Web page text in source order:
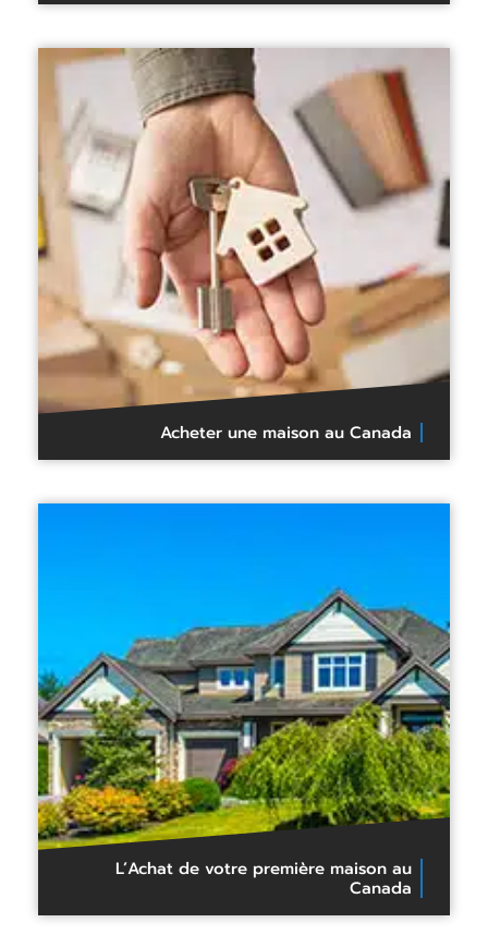
Acheter une maison au Canada
L’Achat de votre première maison au
Canada